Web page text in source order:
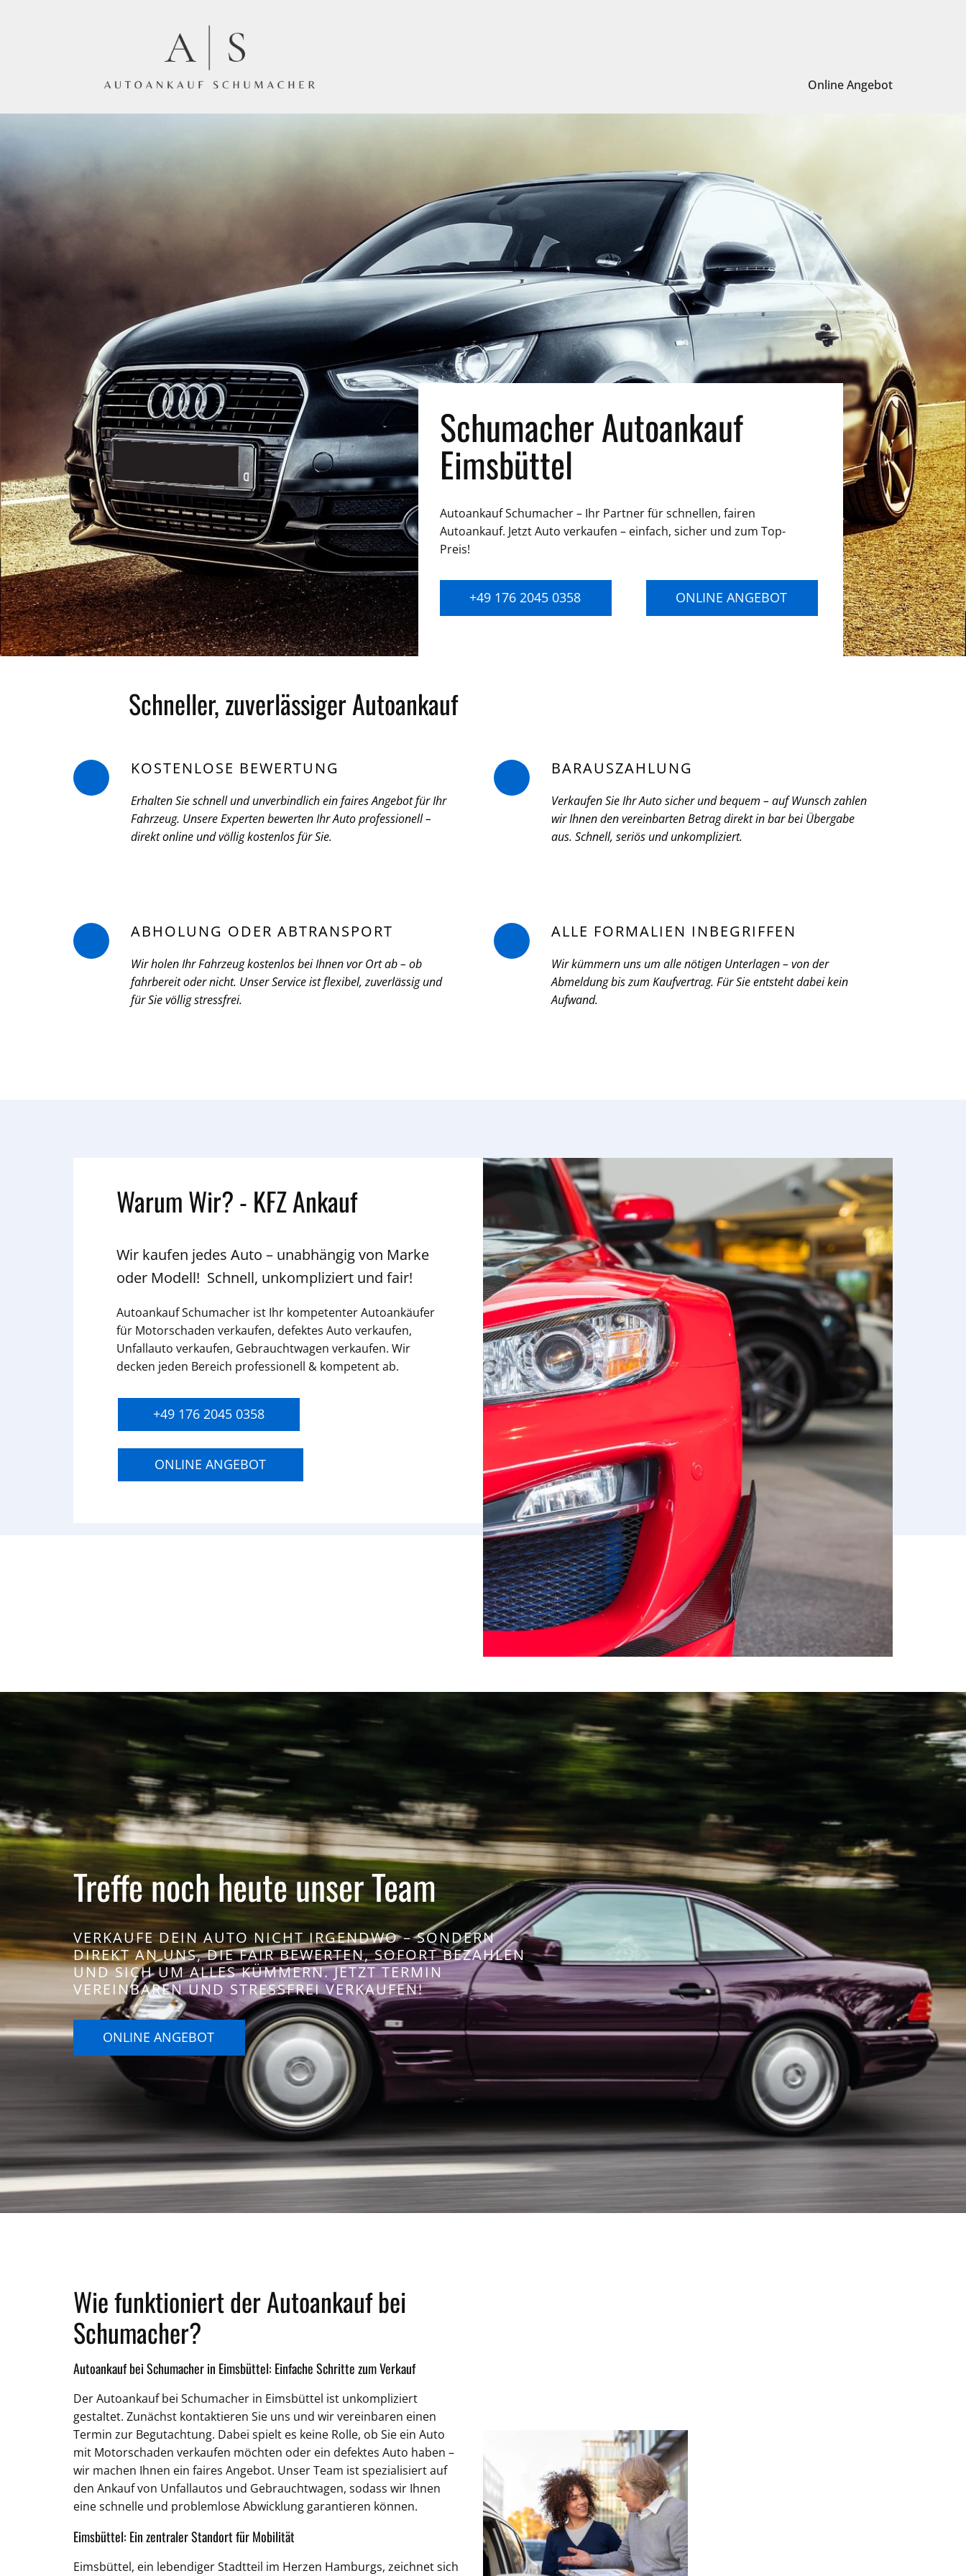
Online Angebot
Schumacher Autoankauf
Eimsbüttel
Autoankauf Schumacher – Ihr Partner für schnellen, fairen
Autoankauf. Jetzt Auto verkaufen – einfach, sicher und zum Top-
Preis!
+49 176 2045 0358 ONLINE ANGEBOT
Schneller, zuverlässiger Autoankauf
KOSTENLOSE BEWERTUNG
Erhalten Sie schnell und unverbindlich ein faires Angebot für Ihr
Fahrzeug. Unsere Experten bewerten Ihr Auto professionell –
direkt online und völlig kostenlos für Sie.
BARAUSZAHLUNG
Verkaufen Sie Ihr Auto sicher und bequem – auf Wunsch zahlen
wir Ihnen den vereinbarten Betrag direkt in bar bei Übergabe
aus. Schnell, seriös und unkompliziert.
ABHOLUNG ODER ABTRANSPORT
Wir holen Ihr Fahrzeug kostenlos bei Ihnen vor Ort ab – ob
fahrbereit oder nicht. Unser Service ist flexibel, zuverlässig und
für Sie völlig stressfrei.
ALLE FORMALIEN INBEGRIFFEN
Wir kümmern uns um alle nötigen Unterlagen – von der
Abmeldung bis zum Kaufvertrag. Für Sie entsteht dabei kein
Aufwand.
Warum Wir? - KFZ Ankauf
Wir kaufen jedes Auto – unabhängig von Marke
oder Modell! Schnell, unkompliziert und fair!
Autoankauf Schumacher ist Ihr kompetenter Autoankäufer
für Motorschaden verkaufen, defektes Auto verkaufen,
Unfallauto verkaufen, Gebrauchtwagen verkaufen. Wir
decken jeden Bereich professionell & kompetent ab.
+49 176 2045 0358
ONLINE ANGEBOT
Treffe noch heute unser Team
VERKAUFE DEIN AUTO NICHT IRGENDWO – SONDERN
DIREKT AN UNS, DIE FAIR BEWERTEN, SOFORT BEZAHLEN
UND SICH UM ALLES KÜMMERN. JETZT TERMIN
VEREINBAREN UND STRESSFREI VERKAUFEN!
ONLINE ANGEBOT
Wie funktioniert der Autoankauf bei
Schumacher?
Autoankauf bei Schumacher in Eimsbüttel: Einfache Schritte zum Verkauf
Der Autoankauf bei Schumacher in Eimsbüttel ist unkompliziert
gestaltet. Zunächst kontaktieren Sie uns und wir vereinbaren einen
Termin zur Begutachtung. Dabei spielt es keine Rolle, ob Sie ein Auto
mit Motorschaden verkaufen möchten oder ein defektes Auto haben –
wir machen Ihnen ein faires Angebot. Unser Team ist spezialisiert auf
den Ankauf von Unfallautos und Gebrauchtwagen, sodass wir Ihnen
eine schnelle und problemlose Abwicklung garantieren können.
Eimsbüttel: Ein zentraler Standort für Mobilität
Eimsbüttel, ein lebendiger Stadtteil im Herzen Hamburgs, zeichnet sich